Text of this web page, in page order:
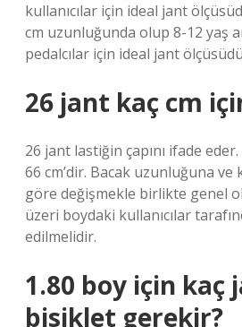
kullanıcılar için ideal jant
cm uzunluğunda olup 8-12 yaş
pedalcılar için ideal jant
26 jant kaç cm
26 jant lastiğin çapını ifade
66 cm’dir. Bacak uzunluğuna ve
göre değişmekle birlikte genel
üzeri boydaki kullanıcılar
edilmelidir.
1.80 boy için kaç
bisiklet gerekir?